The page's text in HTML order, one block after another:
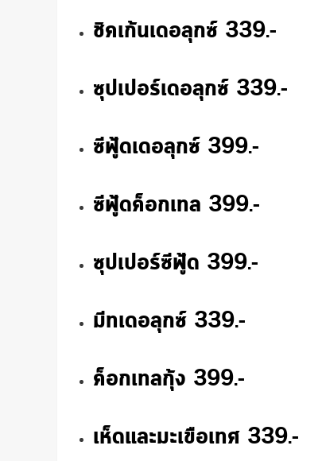
ชิคเก้นเดอลุกซ์ 339.-
ซุปเปอร์เดอลุกซ์ 339.-
ซีฟู้ดเดอลุกซ์ 399.-
ซีฟู้ดค็อกเทล 399.-
ซุปเปอร์ซีฟู้ด 399.-
มีทเดอลุกซ์ 339.-
ค็อกเทลกุ้ง 399.-
เห็ดและมะเขือเทศ 339.-